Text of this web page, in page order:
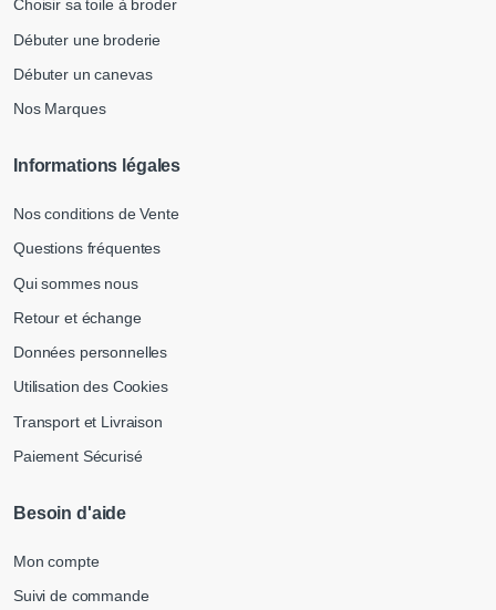
Choisir sa toile à broder
Débuter une broderie
Débuter un canevas
Nos Marques
Informations légales
Nos conditions de Vente
Questions fréquentes
Qui sommes nous
Retour et échange
Données personnelles
Utilisation des Cookies
Transport et Livraison
Paiement Sécurisé
Besoin d'aide
Mon compte
Suivi de commande